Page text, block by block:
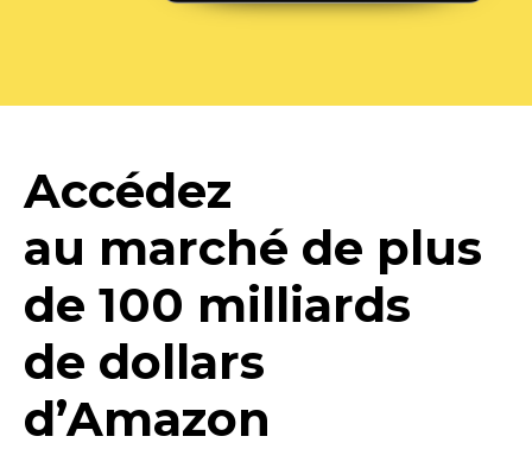
Accédez
au marché de plus
de 100 milliards
de dollars
d’Amazon